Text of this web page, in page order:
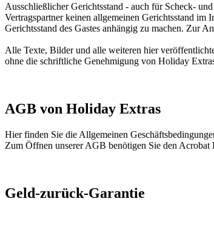
Ausschließlicher Gerichtsstand - auch für Scheck-
Vertragspartner keinen allgemeinen Gerichtsstand
Gerichtsstand des Gastes anhängig zu machen. Zur
Alle Texte, Bilder und alle weiteren hier
ohne die schriftliche Genehmigung von Holiday
AGB von Holiday Extras
Hier finden Sie die Allgemeinen
Zum Öffnen unserer AGB benötigen Sie den
Geld-zurück-Garantie
günstiger angeboten wird, geben wir Ihnen die